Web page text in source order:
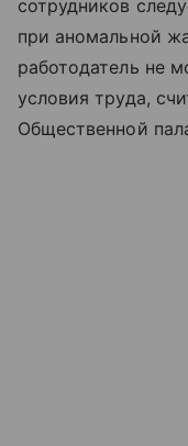
сотрудников
при аномальной
работодатель не
условия труда,
Общественной